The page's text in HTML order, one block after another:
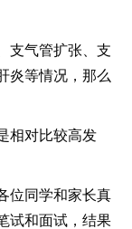
支气管扩张、支
炎等情况，那么
相对比较高发
位同学和家长真
试和面试，结果